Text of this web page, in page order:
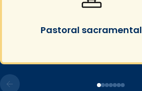
Pastoral sacramental